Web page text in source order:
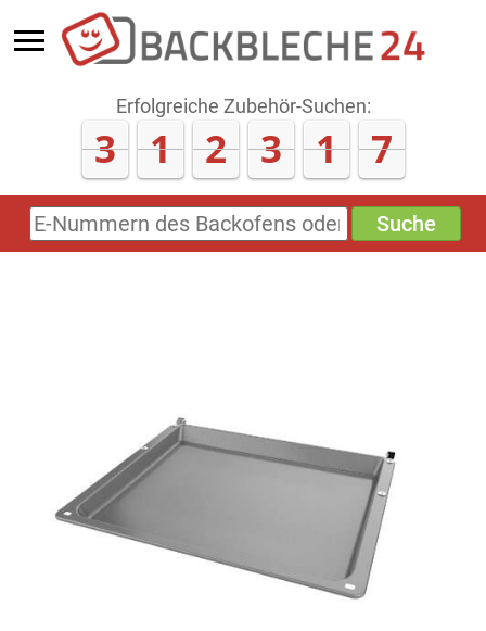
Erfolgreiche Zubehör-Suchen:
3 1 2 3 1 8
E-
Nummern
Suche